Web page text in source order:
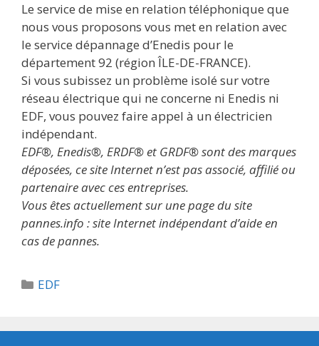
Le service de mise en relation téléphonique que
nous vous proposons vous met en relation avec
le service dépannage d’Enedis pour le
département 92 (région ÎLE-DE-FRANCE).
Si vous subissez un problème isolé sur votre
réseau électrique qui ne concerne ni Enedis ni
EDF, vous pouvez faire appel à un électricien
indépendant.
EDF®, Enedis®, ERDF® et GRDF® sont des marques
déposées, ce site Internet n’est pas associé, affilié ou
partenaire avec ces entreprises.
Vous êtes actuellement sur une page du site
pannes.info : site Internet indépendant d’aide en
cas de pannes.
Catégories
EDF